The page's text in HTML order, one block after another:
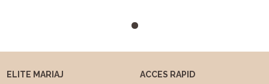
"Trash the dress" si a rezistat
multumesc echipa Elite
ELITE MARIAJ ACCES RAPID